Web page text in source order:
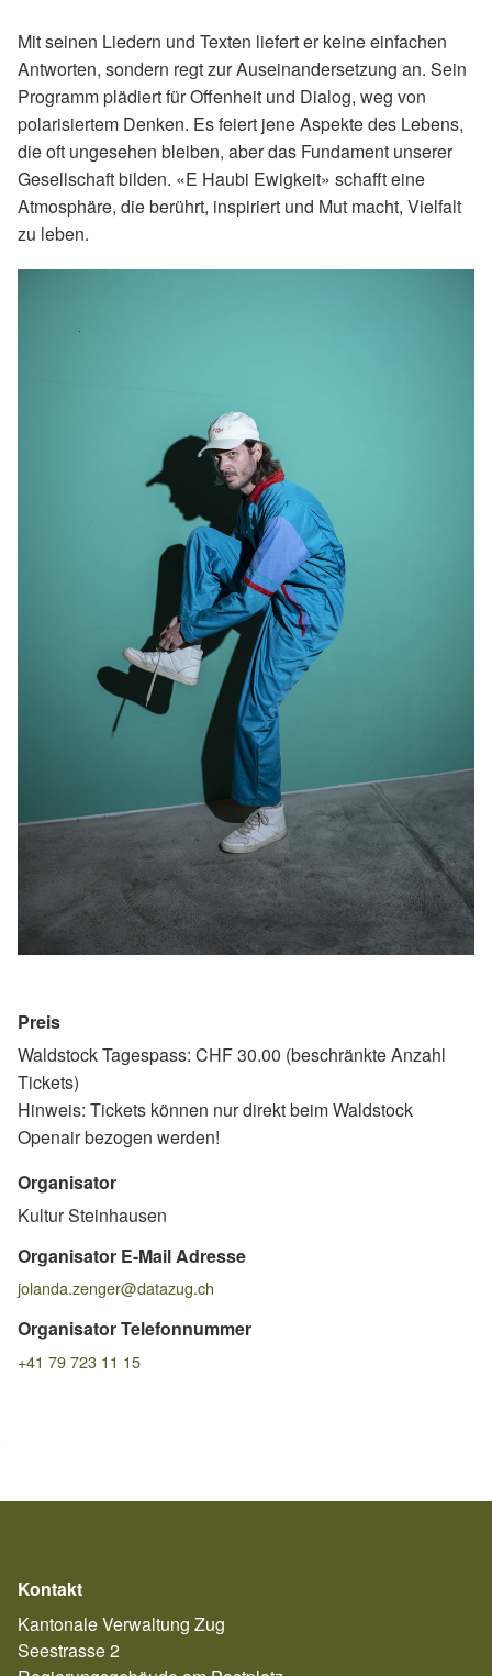
Mit seinen Liedern und Texten liefert er keine einfachen
Antworten, sondern regt zur Auseinandersetzung an. Sein
Programm plädiert für Offenheit und Dialog, weg von
polarisiertem Denken. Es feiert jene Aspekte des Lebens,
die oft ungesehen bleiben, aber das Fundament unserer
Gesellschaft bilden. «E Haubi Ewigkeit» schafft eine
Atmosphäre, die berührt, inspiriert und Mut macht, Vielfalt
zu leben.
Preis
Waldstock Tagespass: CHF 30.00 (beschränkte Anzahl
Tickets)
Hinweis: Tickets können nur direkt beim Waldstock
Openair bezogen werden!
Organisator
Kultur Steinhausen
Organisator E-Mail Adresse
jolanda.zenger@datazug.ch
Organisator Telefonnummer
+41 79 723 11 15
Kontakt
Kantonale Verwaltung Zug
Seestrasse 2